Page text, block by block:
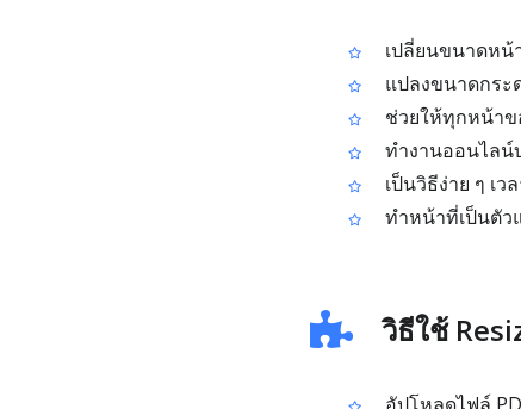
เปลี่ยนขนาดหน้
แปลงขนาดกระ
ช่วยให้ทุกหน้าข
ทำงานออนไลน์
เป็นวิธีง่าย ๆ เ
ทำหน้าที่เป็นตัว
วิธีใช้